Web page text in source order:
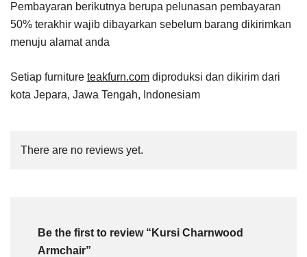
Pembayaran berikutnya berupa pelunasan pembayaran
50% terakhir wajib dibayarkan sebelum barang dikirimkan
menuju alamat anda
Setiap furniture teakfurn.com diproduksi dan dikirim dari
kota Jepara, Jawa Tengah, Indonesiam
There are no reviews yet.
Be the first to review “Kursi Charnwood
Armchair”